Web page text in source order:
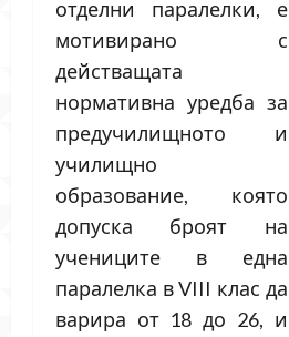
отделни паралелки, е
мотивирано с
действащата
нормативна уредба за
предучилищното и
училищно
образование, която
допуска броят на
учениците в една
паралелка в VIII клас да
варира от 18 до 26, и